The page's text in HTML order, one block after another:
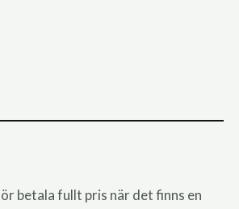
betala fullt pris när det finns en